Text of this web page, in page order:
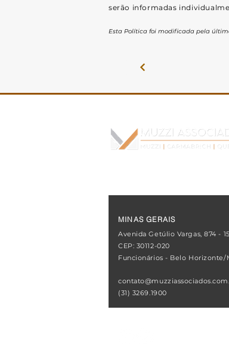
serão informadas
Esta Política foi modificada pela
MINAS GERAIS
Avenida Getúlio Vargas, 874 -
CEP: 30112-020
Funcionários - Belo Horizonte/
(31) 3269.1900